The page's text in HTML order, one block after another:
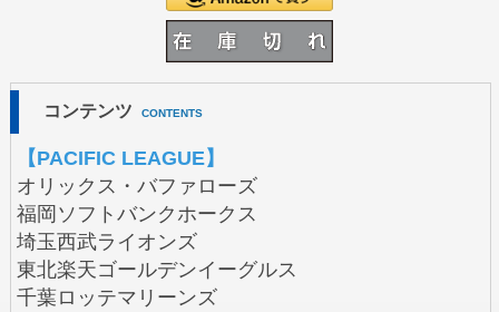
コンテンツ CONTENTS
【PACIFIC LEAGUE】
オリックス・バファローズ
福岡ソフトバンクホークス
埼玉西武ライオンズ
東北楽天ゴールデンイーグルス
千葉ロッテマリーンズ